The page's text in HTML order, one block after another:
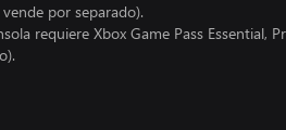
por separado).
requiere Xbox Game Pass Essential,